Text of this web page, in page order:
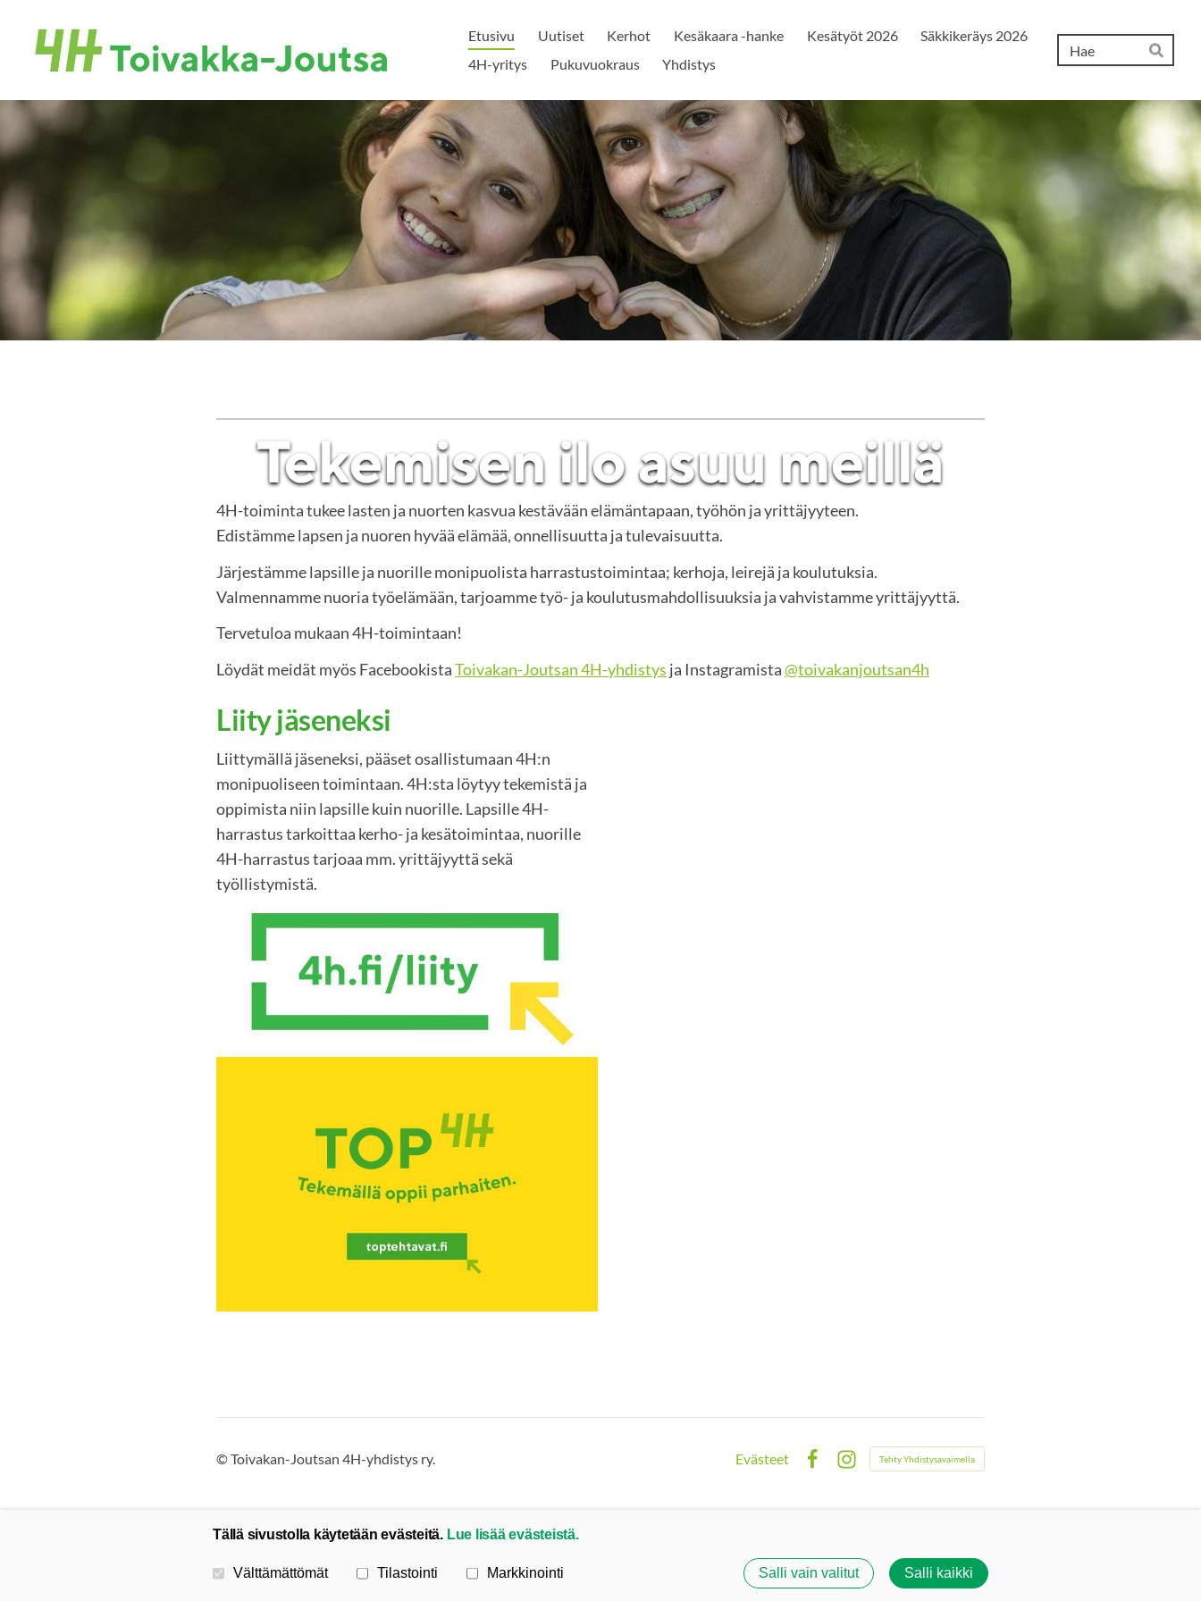
sivun
sisältöön
Toivakan-Joutsan 4H-yhdistys ry.
Etusivu Uutiset Kerhot Kesäkaara -hanke Kesätyöt 2026
Säkkikeräys 2026
4H-yritys
Pukuvuokraus Yhdistys Hae
4H-toiminta tukee lasten ja nuorten kasvua kestävään elämäntapaan, työhön ja yrittäjyyteen.
Edistämme lapsen ja nuoren hyvää elämää, onnellisuutta ja tulevaisuutta.
Järjestämme lapsille ja nuorille monipuolista harrastustoimintaa; kerhoja, leirejä ja koulutuksia.
Valmennamme nuoria työelämään, tarjoamme työ- ja koulutusmahdollisuuksia ja vahvistamme yrittäjyyttä.
Tervetuloa mukaan 4H-toimintaan!
Löydät meidät myös FacebookistaToivakan-Joutsan 4H-yhdistys ja Instagramista@toivakanjoutsan4h
Liity jäseneksi
Liittymällä jäseneksi, pääset osallistumaan 4H:n
monipuoliseen toimintaan. 4H:sta löytyy tekemistä ja
oppimista niin lapsille kuin nuorille. Lapsille 4H-
harrastus tarkoittaa kerho- ja kesätoimintaa, nuorille
4H-harrastus tarjoaa mm. yrittäjyyttä sekä
työllistymistä.
©Toivakan-Joutsan 4H-yhdistys ry.
Evästeet
Instagram
Tehty Yhdistysavaimella
Tällä sivustolla käytetään evästeitä. Lue lisää evästeistä.
Valitse käytettävät evästeet
Välttämättömät Tilastointi Markkinointi Salli vain valitut Salli kaikki